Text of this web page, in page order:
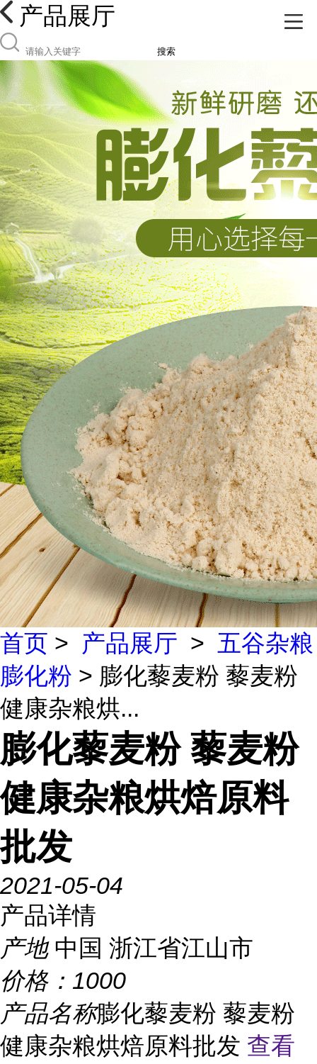
产品展厅
搜索
首页 > 产品展厅 > 五谷杂粮
膨化粉 > 膨化藜麦粉 藜麦粉
健康杂粮烘...
膨化藜麦粉 藜麦粉
健康杂粮烘焙原料
批发
2021-05-04
产品详情
产地 中国 浙江省江山市
价格： 1000
产品名称膨化藜麦粉 藜麦粉
健康杂粮烘焙原料批发 查看